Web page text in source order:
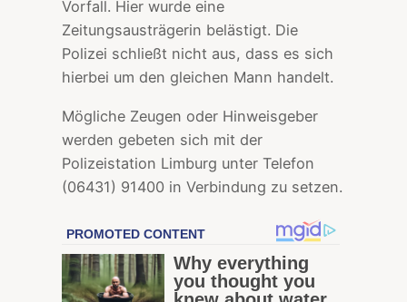
Vorfall. Hier wurde eine
Zeitungsausträgerin belästigt. Die
Polizei schließt nicht aus, dass es sich
hierbei um den gleichen Mann handelt.
Mögliche Zeugen oder Hinweisgeber
werden gebeten sich mit der
Polizeistation Limburg unter Telefon
(06431) 91400 in Verbindung zu setzen.